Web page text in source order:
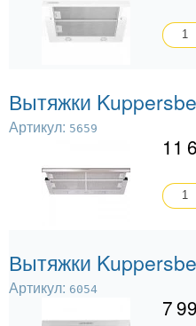
Вытяжки
Артикул: 5659
11
Вытяжки
Артикул: 6054
7